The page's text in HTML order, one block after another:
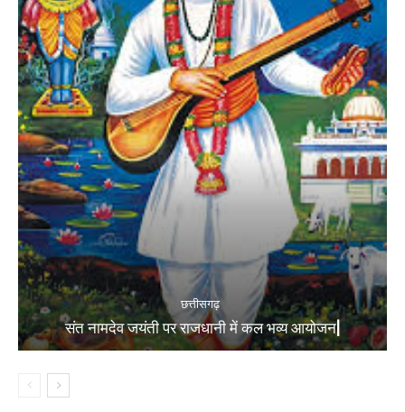
छत्तीसगढ़
संत नामदेव जयंती पर राजधानी में कल भव्य आयोजन|